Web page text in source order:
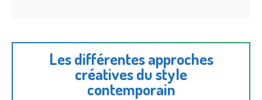
Les différentes approches
créatives du style
contemporain